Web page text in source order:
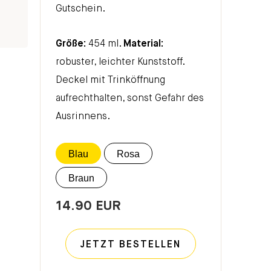
Gutschein.
Größe: 454 ml. Material:
robuster, leichter Kunststoff.
Deckel mit Trinköffnung
aufrechthalten, sonst Gefahr des
Ausrinnens.
Blau Rosa
Braun
14.90 EUR
JETZT BESTELLEN